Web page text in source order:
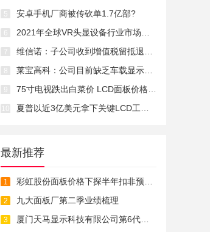
5 安卓手机厂商被传砍单1.7亿部?
6 2021年全球VR头显设备行业市场规模、出
7 维信诺：子公司收到增值税留抵退税款6.
8 莱宝高科：公司目前缺乏车载显示面板资
9 75寸电视跌出白菜价 LCD面板价格继续跳
10 夏普以近3亿美元拿下关键LCD工厂SDP所
最新推荐
1 彩虹股份面板价格下探半年扣非预亏17亿
2 九大面板厂第二季业绩梳理
3 厦门天马显示科技有限公司第6代柔性AMO